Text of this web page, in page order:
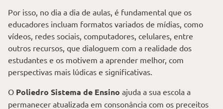
Por isso, no dia a dia de aulas, é fundamental que os
educadores incluam formatos variados de mídias, como
vídeos, redes sociais, computadores, celulares, entre
outros recursos, que dialoguem com a realidade dos
estudantes e os motivem a aprender melhor, com
perspectivas mais lúdicas e significativas.
O Poliedro Sistema de Ensino ajuda a sua escola a
permanecer atualizada em consonância com os preceitos